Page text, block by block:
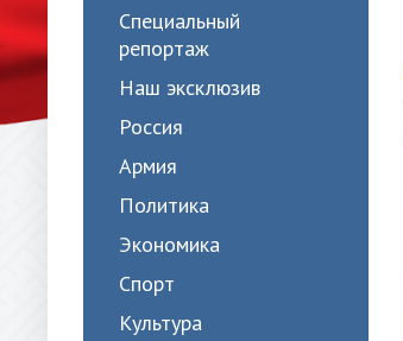
Специальный
репортаж
Наш эксклюзив
Россия
Армия
Политика
Экономика
Спорт
Культура